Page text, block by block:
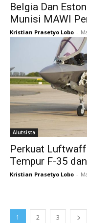
Belgia Dan
Munisi MAWI
Kristian Prasetyo Lobo -
Alutsista
Perkuat
Tempur F-35
Kristian Prasetyo Lobo -
1 2 3